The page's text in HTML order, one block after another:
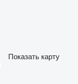
Показать карту